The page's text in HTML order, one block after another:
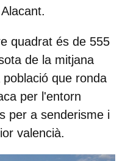
quadrat és de 555
de la mitjana
que ronda
per l'entorn
per a senderisme i
valencià.